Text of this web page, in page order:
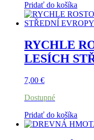
Pridať do košíka
RYCHLE
LESÍCH
7,00 €
Dostupné
Pridať do košíka